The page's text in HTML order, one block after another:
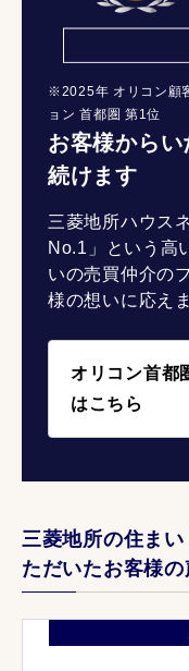
お客様からい
続けます
三菱地所ハウス
No.1」という高
いの売買仲介の
様の想いに応えま
オリコン首都
はこちら
※2025年 オリコン顧
ョン 首都圏 第1位
三菱地所の住ま
ただいたお客様の